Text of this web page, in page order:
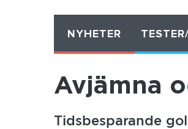
NYHETER
Avjämna
Tidsbesparande